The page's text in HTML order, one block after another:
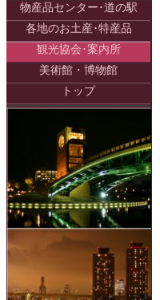
物産品センター･道の駅
各地のお土産･特産品
観光協会･案内所
美術館・博物館
トップ